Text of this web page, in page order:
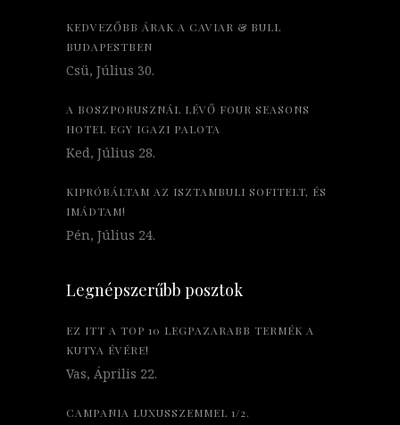
KEDVEZŐBB ÁRAK A CAVIAR & BULL
BUDAPESTBEN
Csü, Július 30.
A BOSZPORUSZNÁL LÉVŐ FOUR SEASONS
HOTEL EGY IGAZI PALOTA
Ked, Július 28.
KIPRÓBÁLTAM AZ ISZTAMBULI SOFITELT, ÉS
IMÁDTAM!
Pén, Július 24.
Legnépszerűbb posztok
EZ ITT A TOP 10 LEGPAZARABB TERMÉK A
KUTYA ÉVÉRE!
Vas, Április 22.
CAMPANIA LUXUSSZEMMEL 1/2.